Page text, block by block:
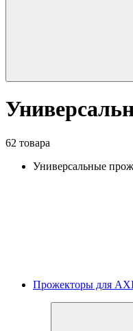
62 товара
Универсальные
Прожекторы для